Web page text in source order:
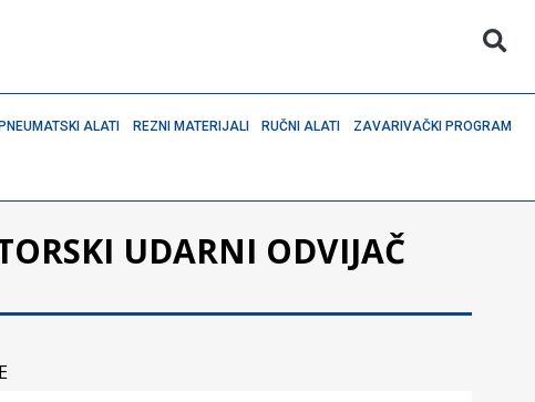
PNEUMATSKI ALATI REZNI MATERIJALI RUČNI ALATI ZAVARIVAČKI PROGRAM
UDARNI ODVIJAČ